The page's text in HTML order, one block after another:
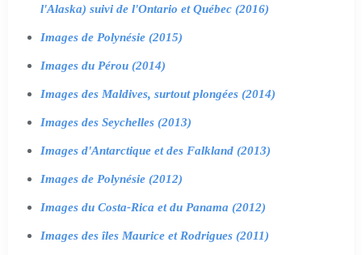
l'Alaska) suivi de l'Ontario et Québec (2016)
Images de Polynésie (2015)
Images du Pérou (2014)
Images des Maldives, surtout plongées (2014)
Images des Seychelles (2013)
Images d'Antarctique et des Falkland (2013)
Images de Polynésie (2012)
Images du Costa-Rica et du Panama (2012)
Images des îles Maurice et Rodrigues (2011)